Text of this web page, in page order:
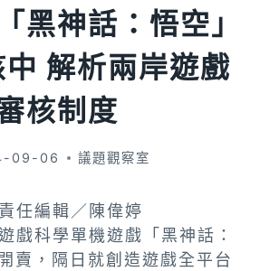
黑神話：悟空」
解析兩岸遊戲
核制度
09-06 議題觀察室
任編輯／陳偉婷
戲科學單機遊戲「黑神話：
賣，隔日就創造遊戲全平台